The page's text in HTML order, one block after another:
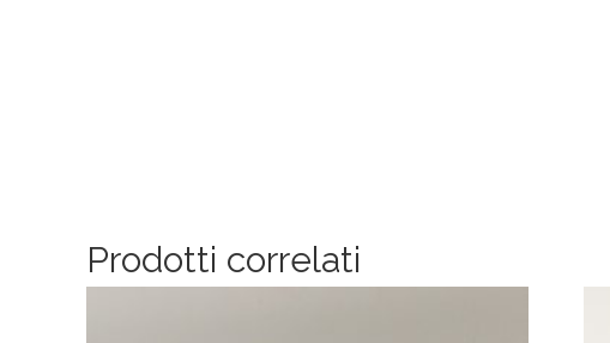
Prodotti correlati